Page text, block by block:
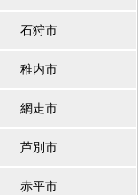
石狩市
稚内市
網走市
芦別市
赤平市